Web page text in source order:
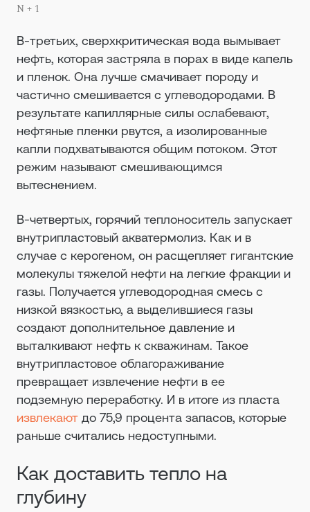
N + 1
В-третьих, сверхкритическая вода вымывает
нефть, которая застряла в порах в виде капель
и пленок. Она лучше смачивает породу и
частично смешивается с углеводородами. В
результате капиллярные силы ослабевают,
нефтяные пленки рвутся, а изолированные
капли подхватываются общим потоком. Этот
режим называют смешивающимся
вытеснением.
В-четвертых, горячий теплоноситель запускает
внутрипластовый акватермолиз. Как и в
случае с керогеном, он расщепляет гигантские
молекулы тяжелой нефти на легкие фракции и
газы. Получается углеводородная смесь с
низкой вязкостью, а выделившиеся газы
создают дополнительное давление и
выталкивают нефть к скважинам. Такое
внутрипластовое облагораживание
превращает извлечение нефти в ее
подземную переработку. И в итоге из пласта
извлекают до 75,9 процента запасов, которые
раньше считались недоступными.
Как доставить тепло на
глубину